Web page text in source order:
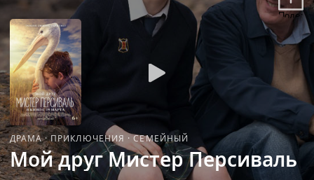
ДРАМА·ПРИКЛЮЧЕНИЯ ·СЕМЕЙНЫЙ
Мой друг Мистер Персиваль